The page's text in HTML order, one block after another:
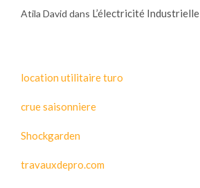
Atila David dans L’électricité Industrielle
location utilitaire turo
crue saisonniere
Shockgarden
travauxdepro.com